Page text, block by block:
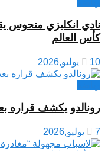
نادي انكليزي منحوس
كأس العالم
10 يوليو,2026
رونالدو يكشف قراره
7 يوليو,2026